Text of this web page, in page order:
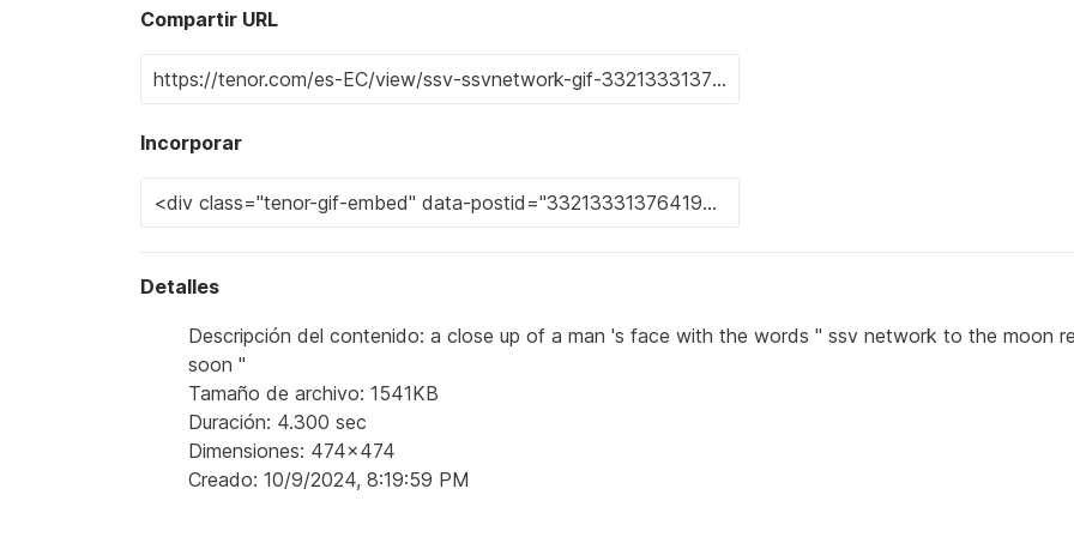
Compartir URL
Incorporar
Detalles
Descripción del contenido: a close up of a man 's face with the words " ssv network to the moon
soon "
Tamaño de archivo: 1541KB
Duración: 4.300 sec
Dimensiones: 474x474
Creado: 10/9/2024, 8:19:59 PM